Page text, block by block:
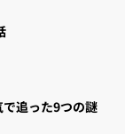
で追った9つの謎